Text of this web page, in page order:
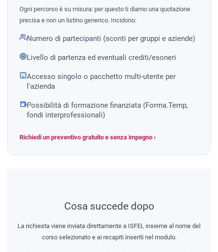
Ogni percorso è su misura: per questo ti diamo una quotazione
precisa e non un listino generico. Incidono:
Numero di partecipanti (sconti per gruppi e aziende)
Livello di partenza ed eventuali crediti/esoneri
Accesso singolo o pacchetto multi-utente per
l'azienda
Possibilità di formazione finanziata (Forma.Temp,
fondi interprofessionali)
Richiedi un preventivo gratuito e senza impegno ›
Cosa succede dopo
La richiesta viene inviata direttamente a ISFEL insieme al nome del
corso selezionato e ai recapiti inseriti nel modulo.